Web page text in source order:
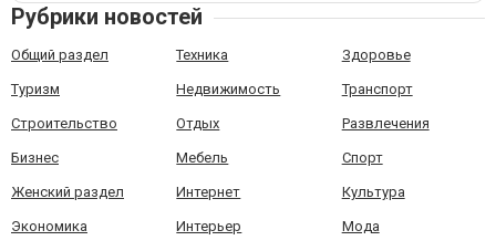
Рубрики новостей
Общий раздел Техника Здоровье
Туризм Недвижимость Транспорт
Строительство Отдых Развлечения
Бизнес Мебель Спорт
Женский раздел Интернет Культура
Экономика Интерьер Мода